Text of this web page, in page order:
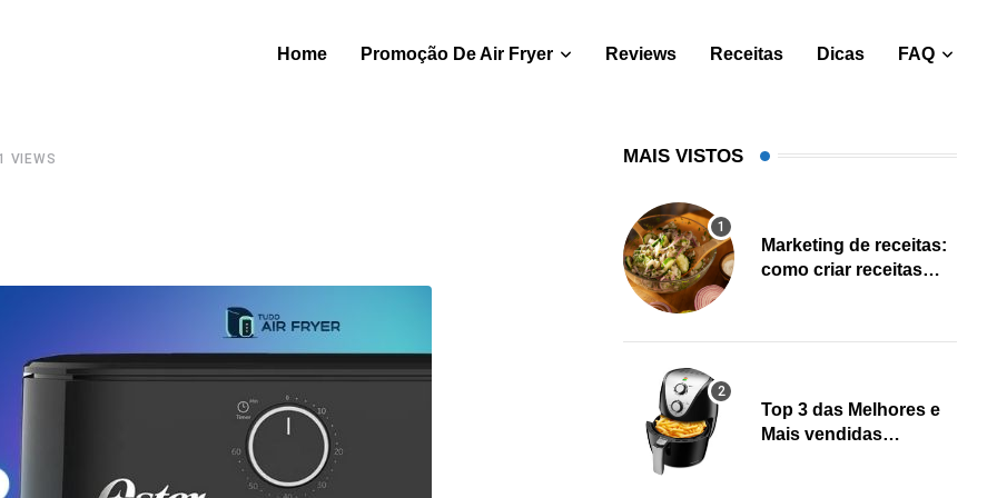
Home Promoção De Air Fryer Reviews Receitas Dicas FAQ
VIEWS MAIS VISTOS
Marketing de receitas:
como criar receitas
Top 3 das Melhores e
Mais vendidas